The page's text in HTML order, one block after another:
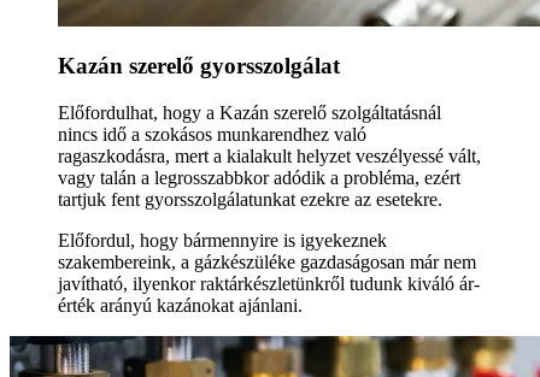
Kazán szerelő gyorsszolgálat
Előfordulhat, hogy a Kazán szerelő szolgáltatásnál
nincs idő a szokásos munkarendhez való
ragaszkodásra, mert a kialakult helyzet veszélyessé vált,
vagy talán a legrosszabbkor adódik a probléma, ezért
tartjuk fent gyorsszolgálatunkat ezekre az esetekre.
Előfordul, hogy bármennyire is igyekeznek
szakembereink, a gázkészüléke gazdaságosan már nem
javítható, ilyenkor raktárkészletünkről tudunk kiváló ár-
érték arányú kazánokat ajánlani.